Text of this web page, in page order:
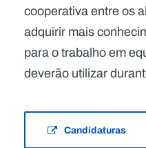
cooperativa entre os
adquirir mais
para o trabalho em
deverão utilizar
Candidaturas